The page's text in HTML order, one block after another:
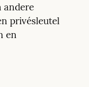
andere
privésleutel
en